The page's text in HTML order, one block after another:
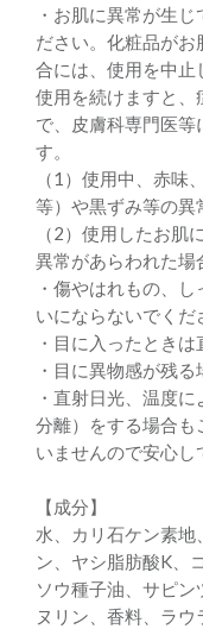
・お肌に異常が生
ださい。化粧品が
合には、使用を中止
使用を続けますと、
で、皮膚科専門医等
す。
（1）使用中、赤味
等）や黒ずみ等の異
（2）使用したお肌
異常があらわれた場
・傷やはれもの、
いにならないでくだ
・目に入ったときは
・目に異物感が残
・直射日光、温度
分離）をする場合も
いませんので安心し
【成分】
水、カリ石ケン素
ン、ヤシ脂肪酸K、
ソウ種子油、サピ
ヌリン、香料、ラ